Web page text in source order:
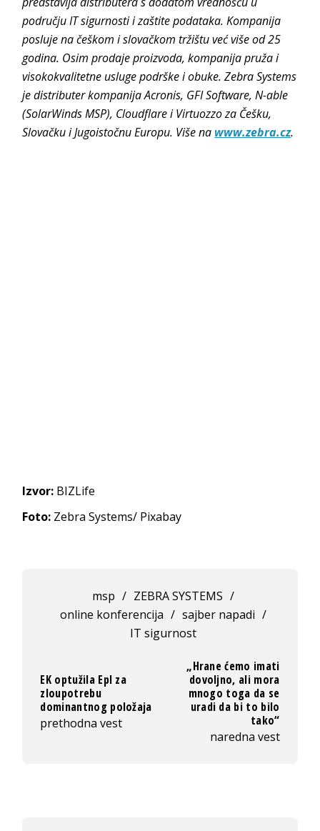
području IT sigurnosti i zaštite podataka. Kompanija
posluje na češkom i slovačkom tržištu već više od 25
godina. Osim prodaje proizvoda, kompanija pruža i
visokokvalitetne usluge podrške i obuke. Zebra Systems
je distributer kompanija Acronis, GFI Software, N-able
(SolarWinds MSP), Cloudflare i Virtuozzo za Češku,
Slovačku i Jugoistočnu Europu. Više na www.zebra.cz.
Izvor: BIZLife
Foto: Zebra Systems/ Pixabay
msp / ZEBRA SYSTEMS /
online konferencija / sajber napadi /
IT sigurnost
EK optužila Epl za
zloupotrebu
dominantnog položaja
prethodna vest
„Hrane ćemo imati
dovoljno, ali mora
mnogo toga da se
uradi da bi to bilo
tako“
naredna vest